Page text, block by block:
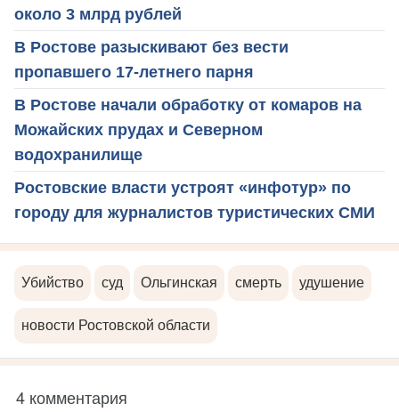
около 3 млрд рублей
В Ростове разыскивают без вести
пропавшего 17-летнего парня
В Ростове начали обработку от комаров на
Можайских прудах и Северном
водохранилище
Ростовские власти устроят «инфотур» по
городу для журналистов туристических СМИ
Убийство суд Ольгинская смерть удушение
новости Ростовской области
4 комментария